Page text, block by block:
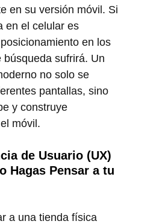
en su versión móvil. Si
en el celular es
en los
búsqueda sufrirá. Un
no solo se
pantallas, sino
y construye
móvil.
de Usuario (UX)
Hagas Pensar a tu
a una tienda física